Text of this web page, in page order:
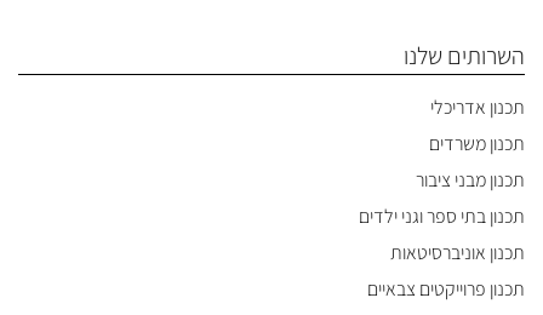
השרותים שלנו
תכנון אדריכלי
תכנון משרדים
תכנון מבני ציבור
תכנון בתי ספר וגני ילדים
תכנון אוניברסיטאות
תכנון פרוייקטים צבאיים